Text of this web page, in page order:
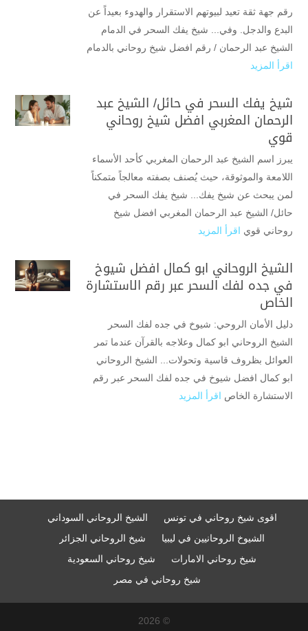
رقم جهة ثقة تعيد لبيوتهم الاستقرار والهدوء بعيداً عن
البدع والدجل. وفي... شيخ يفك السحر في الدمام
الشيخ عبد الرحمان / رقم افضل شيخ روحاني بالدمام
اقرأ المزيد
شيخ يفك السحر في حائل/ الشيخ عبد
الرحمان المغربي افضل شيخ روحاني
قوي
يبرز اسم الشيخ عبد الرحمان المغربي كأحد الأسماء
اللامعة والموثوقة، حيث يُصنف بصفته معالجاً متمكناً
لمن يبحث عن شيخ يفك... شيخ يفك السحر في
حائل/ الشيخ عبد الرحمان المغربي افضل شيخ
روحاني قوي اقرأ المزيد
الشيخ الروحاني ابو كمال افضل شيوخ
في جده لفك السحر عبر رقم الاستشارة
الخاص
دليل الأمان الروحي: شيوخ في جده لفك السحر
الشيخ الروحاني ابو كمال وعلاجه بالقرآن عندما تمر
العوائل بظروف قاسية وتحولات... الشيخ الروحاني
ابو كمال افضل شيوخ في جده لفك السحر عبر رقم
الاستشارة الخاص اقرأ المزيد
اقوى شيخ روحاني في تونس
الشيخ الروحاني السوداني
الشيوخ الروحانيين في ليبيا
شيخ الروحاني الجزائر
شيخ روحاني الامارات
شيخ روحاني السعودية
شيخ روحاني في مصر
© 2026